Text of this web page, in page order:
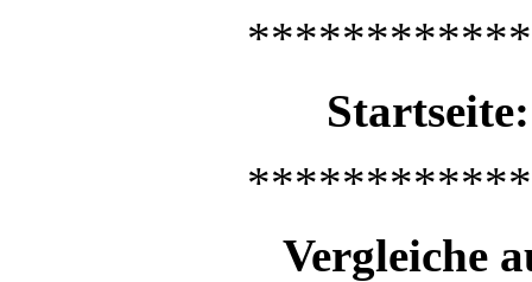
Startseite:
Vergleiche